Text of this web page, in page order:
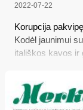
2022-07-22
Korupcija
Kodėl jaunimui
itališkos kavos ir
pedagogus ir kad